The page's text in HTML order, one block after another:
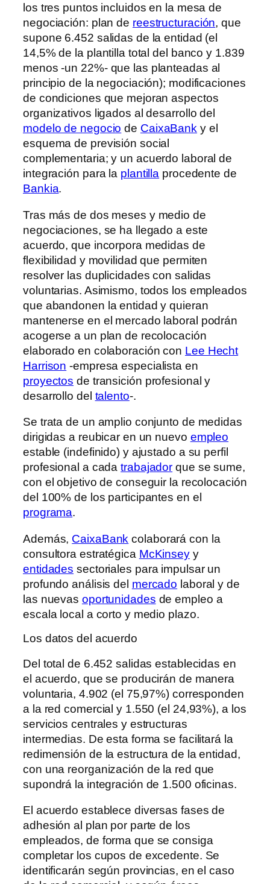
los tres puntos incluidos en la mesa de
negociación: plan de reestructuración, que
supone 6.452 salidas de la entidad (el
14,5% de la plantilla total del banco y 1.839
menos -un 22%- que las planteadas al
principio de la negociación); modificaciones
de condiciones que mejoran aspectos
organizativos ligados al desarrollo del
modelo de negocio de CaixaBank y el
esquema de previsión social
complementaria; y un acuerdo laboral de
integración para la plantilla procedente de
Bankia.
Tras más de dos meses y medio de
negociaciones, se ha llegado a este
acuerdo, que incorpora medidas de
flexibilidad y movilidad que permiten
resolver las duplicidades con salidas
voluntarias. Asimismo, todos los empleados
que abandonen la entidad y quieran
mantenerse en el mercado laboral podrán
acogerse a un plan de recolocación
elaborado en colaboración con Lee Hecht
Harrison -empresa especialista en
proyectos de transición profesional y
desarrollo del talento-.
Se trata de un amplio conjunto de medidas
dirigidas a reubicar en un nuevo empleo
estable (indefinido) y ajustado a su perfil
profesional a cadatrabajador que se sume,
con el objetivo de conseguir la recolocación
del 100% de los participantes en el
programa.
Además, CaixaBank colaborará con la
consultora estratégica McKinseyy
entidades sectoriales para impulsar un
profundo análisis del mercado laboral y de
las nuevas oportunidades de empleo a
escala local a corto y medio plazo.
Los datos del acuerdo
Del total de 6.452 salidas establecidas en
el acuerdo, que se producirán de manera
voluntaria, 4.902 (el 75,97%) corresponden
a la red comercial y 1.550 (el 24,93%), a los
servicios centrales y estructuras
intermedias. De esta forma se facilitará la
redimensión de la estructura de la entidad,
con una reorganización de la red que
supondrá la integración de 1.500 oficinas.
El acuerdo establece diversas fases de
adhesión al plan por parte de los
empleados, de forma que se consiga
completar los cupos de excedente. Se
identificarán según provincias, en el caso